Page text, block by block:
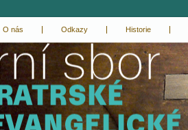
O nás Odkazy Historie